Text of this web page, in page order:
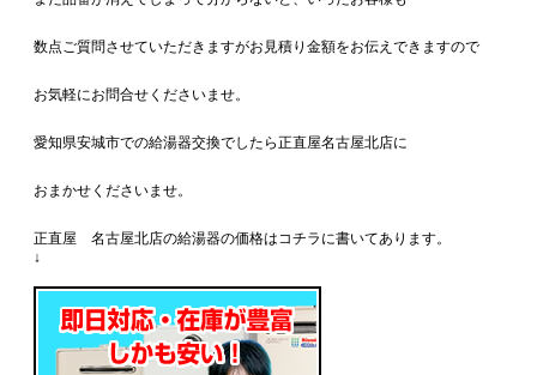
数点ご質問させていただきますがお見積り金額をお伝えできますので
お気軽にお問合せくださいませ。
愛知県安城市での給湯器交換でしたら正直屋名古屋北店に
おまかせくださいませ。
正直屋 名古屋北店の給湯器の価格はコチラに書いてあります。
↓